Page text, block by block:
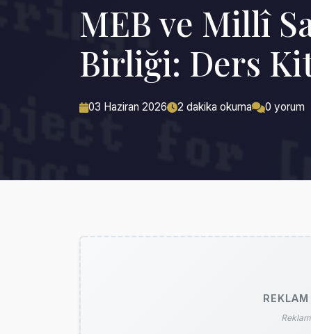
MEB ve Millî
Birliği: Ders
03 Haziran 2026 2 dakika okuma 0 yorum